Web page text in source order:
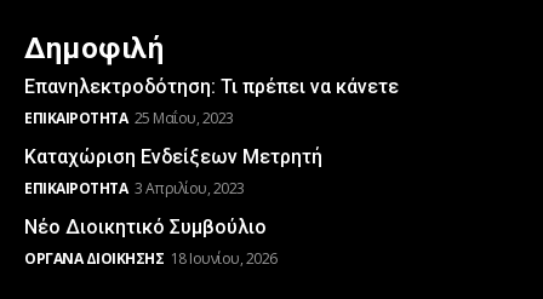
Δημοφιλή
Επανηλεκτροδότηση: Τι πρέπει να κάνετε
ΕΠΙΚΑΙΡΌΤΗΤΑ 25 Μαΐου, 2023
Καταχώριση Ενδείξεων Μετρητή
ΕΠΙΚΑΙΡΌΤΗΤΑ 3 Απριλίου, 2023
Νέο Διοικητικό Συμβούλιο
ΌΡΓΑΝΑ ΔΙΟΊΚΗΣΗΣ 18 Ιουνίου, 2026